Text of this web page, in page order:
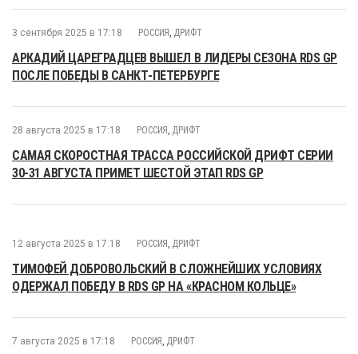
3 сентября 2025 в 17:18 РОССИЯ , ДРИФТ
АРКАДИЙ ЦАРЕГРАДЦЕВ ВЫШЕЛ В ЛИДЕРЫ СЕЗОНА RDS GP
ПОСЛЕ ПОБЕДЫ В САНКТ-ПЕТЕРБУРГЕ
28 августа 2025 в 17:18 РОССИЯ , ДРИФТ
САМАЯ СКОРОСТНАЯ ТРАССА РОССИЙСКОЙ ДРИФТ СЕРИИ
30-31 АВГУСТА ПРИМЕТ ШЕСТОЙ ЭТАП RDS GP
12 августа 2025 в 17:18 РОССИЯ , ДРИФТ
ТИМОФЕЙ ДОБРОВОЛЬСКИЙ В СЛОЖНЕЙШИХ УСЛОВИЯХ
ОДЕРЖАЛ ПОБЕДУ В RDS GP НА «КРАСНОМ КОЛЬЦЕ»
7 августа 2025 в 17:18 РОССИЯ , ДРИФТ